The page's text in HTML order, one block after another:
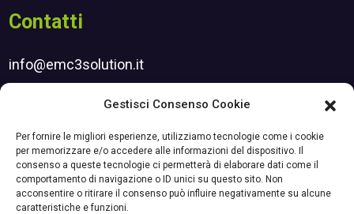
Gestisci Consenso Cookie
Per fornire le migliori esperienze, utilizziamo tecnologie come i cookie
per memorizzare e/o accedere alle informazioni del dispositivo. Il
consenso a queste tecnologie ci permetterà di elaborare dati come il
comportamento di navigazione o ID unici su questo sito. Non
acconsentire o ritirare il consenso può influire negativamente su alcune
caratteristiche e funzioni.
Contatti
info@emc3solution.it
henry.srl@pec.it
Iscrizione newsletter
Certificazioni